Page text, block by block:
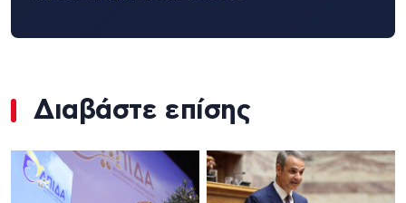
Διαβάστε επίσης